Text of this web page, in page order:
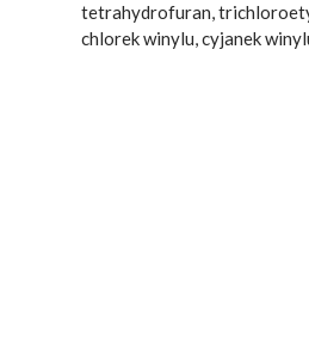
tetrahydrofuran,
chlorek winylu, cyjanek